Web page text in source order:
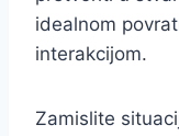
idealnom
interakcijom.
Zamislite